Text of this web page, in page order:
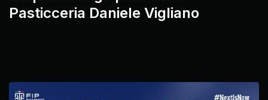
Pasticceria Daniele Vigliano